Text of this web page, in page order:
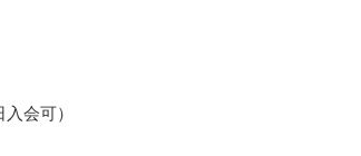
会可）